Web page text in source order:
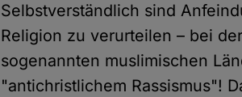
Selbstverständlich sind
Religion zu verurteilen – bei
sogenannten muslimischen
"antichristlichem Rassismus"!